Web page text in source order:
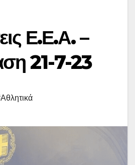
Ε.Ε.Α. –
21-7-23